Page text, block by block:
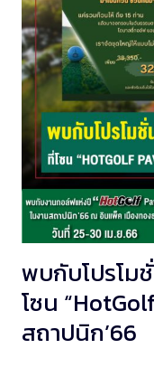
พบกับโปรโม
โซน
สถาปนิก’66